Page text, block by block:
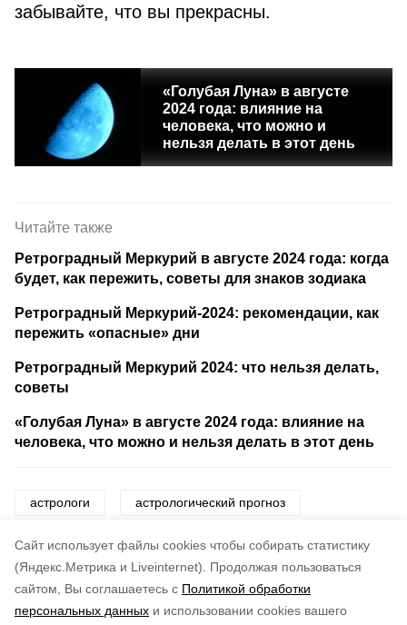
Cайт использует файлы cookies чтобы собирать статистику
(Яндекс.Метрика и Liveinternet).
Продолжая пользоваться
сайтом, Вы соглашаетесь с Политикой обработки
персональных данных и использовании cookies вашего
забывайте, что вы прекрасны.
«Голубая Луна» в августе
2024 года: влияние на
человека, что можно и
нельзя делать в этот день
Читайте также
Ретроградный Меркурий в августе 2024 года: когда
будет, как пережить, советы для знаков зодиака
Ретроградный Меркурий-2024: рекомендации, как
пережить «опасные» дни
Ретроградный Меркурий 2024: что нельзя делать,
советы
«Голубая Луна» в августе 2024 года: влияние на
человека, что можно и нельзя делать в этот день
астрологи астрологический прогноз
астрология знаки знаки зодиака
по оценке